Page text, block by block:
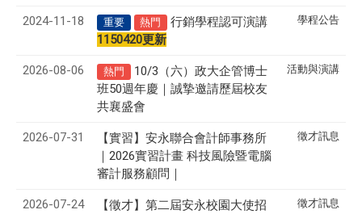
2024-11-18 重要 熱門
行銷學程認可演講
1150420更新
學程公告
2026-08-06 熱門
10/3（六）政大企管博士
班50週年慶｜誠摯邀請歷屆校友
共襄盛會
活動與演講
2026-07-31
【實習】安永聯合會計師事務所
｜2026實習計畫 科技風險暨電腦
審計服務顧問｜
徵才訊息
2026-07-24 【徵才】 第二屆安永校園大使招
徵才訊息